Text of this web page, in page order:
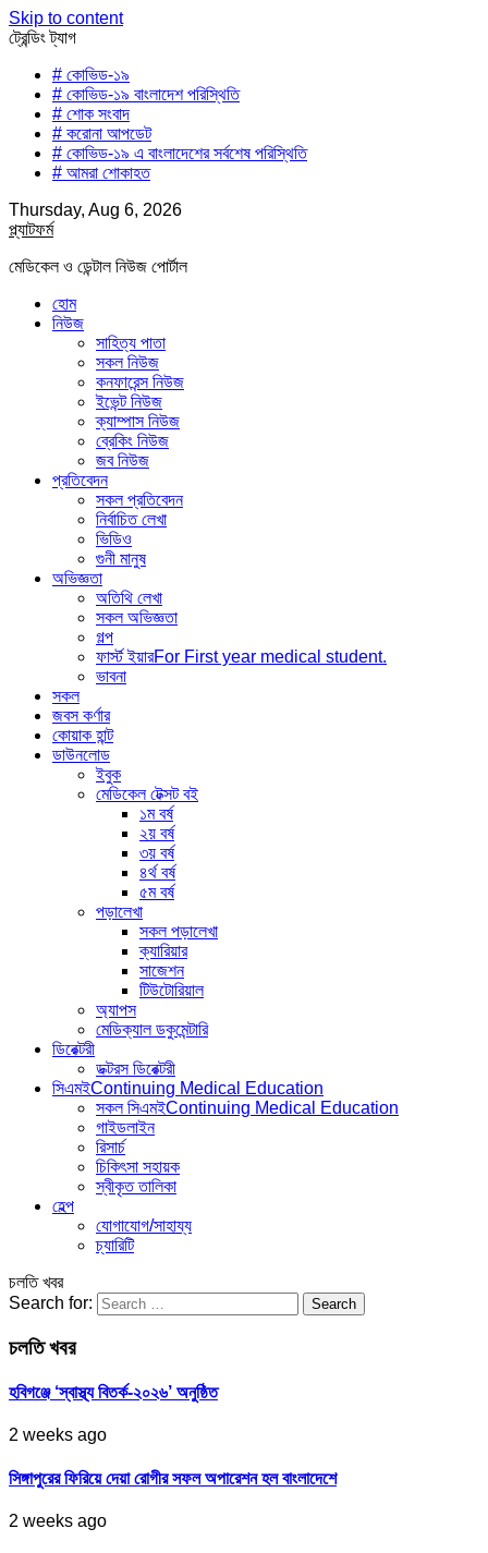
Skip to content
ট্রেন্ডিং ট্যাগ
# কোভিড-১৯
# কোভিড-১৯ বাংলাদেশ পরিস্থিতি
# শোক সংবাদ
# করোনা আপডেট
# কোভিড-১৯ এ বাংলাদেশের সর্বশেষ পরিস্থিতি
# আমরা শোকাহত
Thursday, Aug 6, 2026
প্ল্যাটফর্ম
মেডিকেল ও ডেন্টাল নিউজ পোর্টাল
হোম
নিউজ
সাহিত্য পাতা
সকল নিউজ
কনফারেন্স নিউজ
ইভেন্ট নিউজ
ক্যাম্পাস নিউজ
ব্রেকিং নিউজ
জব নিউজ
প্রতিবেদন
সকল প্রতিবেদন
নির্বাচিত লেখা
ভিডিও
গুনী মানুষ
অভিজ্ঞতা
অতিথি লেখা
সকল অভিজ্ঞতা
গল্প
ফার্স্ট ইয়ারFor First year medical student.
ভাবনা
সকল
জবস কর্ণার
কোয়াক হান্ট
ডাউনলোড
ইবুক
মেডিকেল টেক্সট বই
১ম বর্ষ
২য় বর্ষ
৩য় বর্ষ
৪র্থ বর্ষ
৫ম বর্ষ
পড়ালেখা
সকল পড়ালেখা
ক্যারিয়ার
সাজেশন
টিউটোরিয়াল
অ্যাপস
মেডিক্যাল ডকুমেন্টারি
ডিরেক্টরী
ডক্টরস ডিরেক্টরী
সিএমইContinuing Medical Education
সকল সিএমইContinuing Medical Education
গাইডলাইন
রিসার্চ
চিকিৎসা সহায়ক
স্বীকৃত তালিকা
হেল্প
যোগাযোগ/সাহায্য
চ্যারিটি
চলতি খবর
Search for:
চলতি খবর
হবিগঞ্জে ‘স্বাস্থ্য বিতর্ক-২০২৬’ অনুষ্ঠিত
2 weeks ago
সিঙ্গাপুরের ফিরিয়ে দেয়া রোগীর সফল অপারেশন হল বাংলাদেশে
2 weeks ago